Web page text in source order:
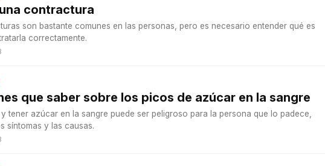
contractura
son bastante comunes en las personas, pero es necesario entender qué es
correctamente.
que saber sobre los picos de azúcar en la sangre
y tener azúcar en la sangre puede ser peligroso para la persona que lo padece,
síntomas y las causas.